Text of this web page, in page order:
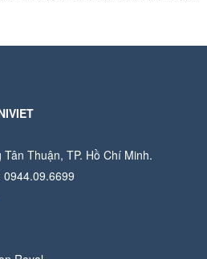
Thuận, TP. Hồ Chí Minh.